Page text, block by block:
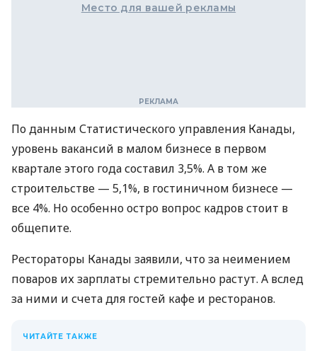
Место для вашей рекламы
По данным Статистического управления Канады,
уровень вакансий в малом бизнесе в первом
квартале этого года составил 3,5%. А в том же
строительстве — 5,1%, в гостиничном бизнесе —
все 4%. Но особенно остро вопрос кадров стоит в
общепите.
Рестораторы Канады заявили, что за неимением
поваров их зарплаты стремительно растут. А вслед
за ними и счета для гостей кафе и ресторанов.
ЧИТАЙТЕ ТАКЖЕ